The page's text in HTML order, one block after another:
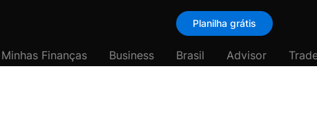
Planilha grátis
Minhas Finanças Business Brasil Advisor